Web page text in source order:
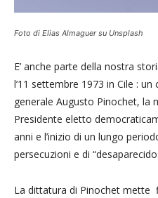
Foto di Elias Almaguer su Unsplash
E’ anche parte della nostra
l’11 settembre 1973 in Cile :
generale Augusto Pinochet, la
Presidente eletto
anni e l’inizio di un lungo
persecuzioni e di
La dittatura di Pinochet mette